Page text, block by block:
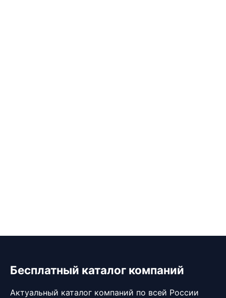
Бесплатный каталог компаний
Актуальный каталог компаний по всей России